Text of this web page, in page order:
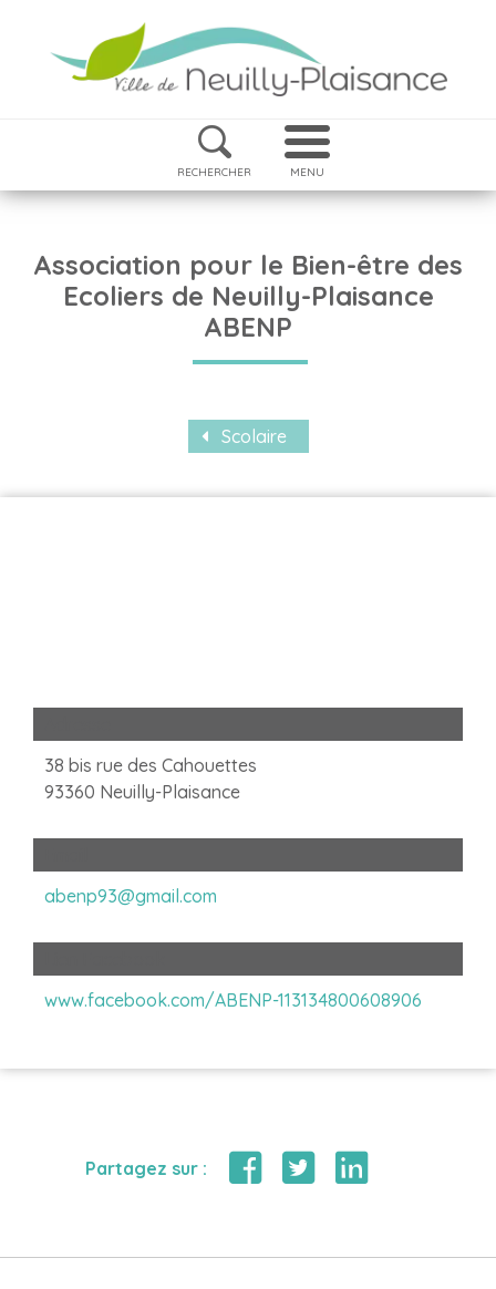
RECHERCHER MENU
Association pour le Bien-être des
Ecoliers de Neuilly-Plaisance
ABENP
Scolaire
38 bis rue des Cahouettes
93360 Neuilly-Plaisance
abenp93@gmail.com
www.facebook.com/ABENP-113134800608906
Partagez sur :